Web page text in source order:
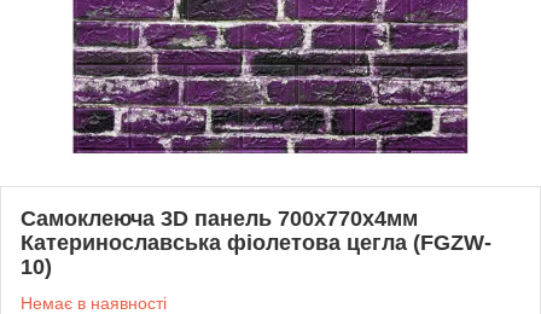
Самоклеюча 3D панель 700x770x4мм
Катеринославська фіолетова цегла (FGZW-
10)
Немає в наявності